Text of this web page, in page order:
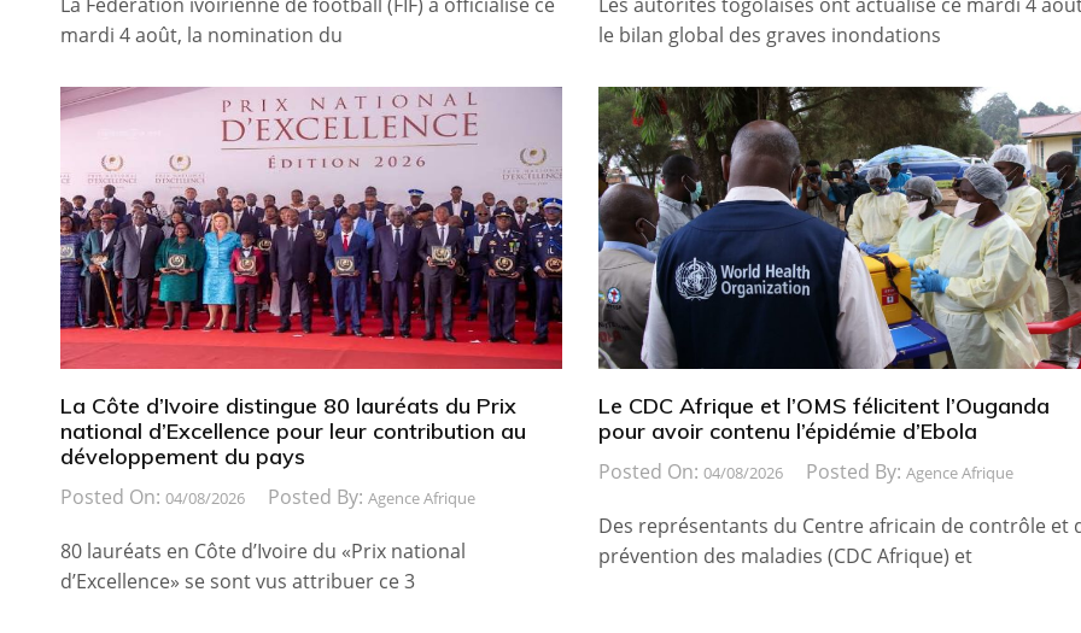
mardi 4 août, la nomination du
le bilan global des graves inondations
La Côte d’Ivoire distingue 80 lauréats du Prix
national d’Excellence pour leur contribution au
développement du pays
Posted On: 04/08/2026 Posted By: Agence Afrique
80 lauréats en Côte d’Ivoire du «Prix national
d’Excellence» se sont vus attribuer ce 3
Le CDC Afrique et l’OMS félicitent l’Ouganda
pour avoir contenu l’épidémie d’Ebola
Posted On: 04/08/2026 Posted By: Agence Afrique
Des représentants du Centre africain de contrôle et
prévention des maladies (CDC Afrique) et